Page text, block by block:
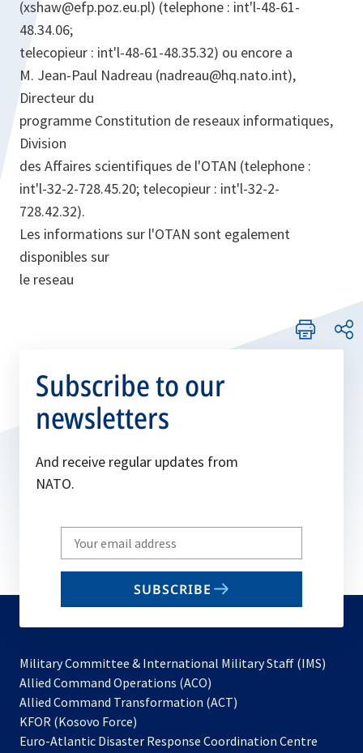
(xshaw@efp.poz.eu.pl) (telephone : int'l-48-61-
48.34.06;
telecopieur : int'l-48-61-48.35.32) ou encore a
M. Jean-Paul Nadreau (nadreau@hq.nato.int),
Directeur du
programme Constitution de reseaux informatiques,
Division
des Affaires scientifiques de l'OTAN (telephone :
int'l-32-2-728.45.20; telecopieur : int'l-32-2-
728.42.32).
Les informations sur l'OTAN sont egalement
disponibles sur
le reseau
Subscribe to our
newsletters
And receive regular updates from
NATO.
Write
your
email
SUBSCRIBE
Military Committee & International Military Staff (IMS)
Allied Command Operations (ACO)
in
new
Allied Command Transformation (ACT)
a
KFOR (Kosovo Force)
in
Euro-Atlantic Disaster Response Coordination Centre